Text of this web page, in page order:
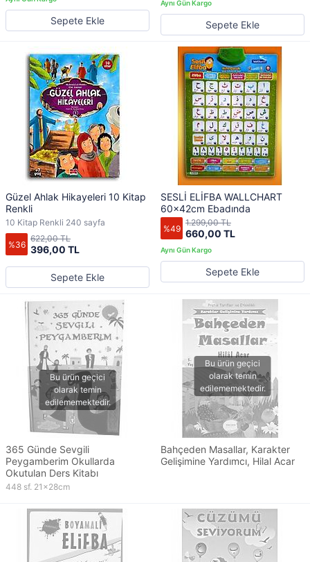
Sepete Ekle Sepete Ekle
Güzel Ahlak Hikayeleri 10 Kitap
Renkli
10 Kitap Renkli 240 sayfa
%36 396,00 TL
622,00 TL
Sepete Ekle
SESLİ ELİFBA WALLCHART
60x42cm Ebadında
%49 660,00 TL
1.299,00 TL
Sepete Ekle
365 Günde Sevgili
Peygamberim Okullarda
Okutulan Ders Kitabı
448 sf. 21x28cm
Bahçeden Masallar, Karakter
Gelişimine Yardımcı, Hilal Acar